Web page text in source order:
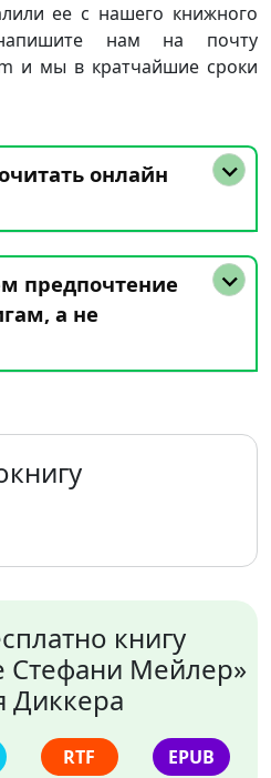
ее с нашего книжного
нам на почту
и мы в кратчайшие сроки
онлайн
предпочтение
а не
книгу
Стефани Мейлер»
Диккера
RTF EPUB